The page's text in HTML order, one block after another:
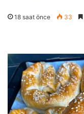
18 saat önce 33